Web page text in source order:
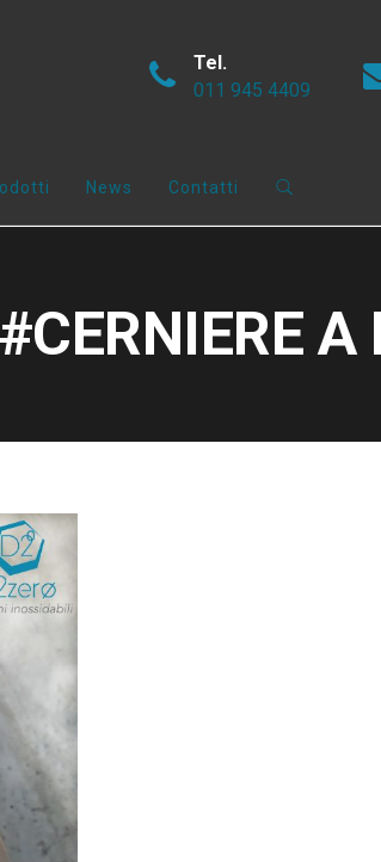
Tel.
011 945 4409
News Contatti
A